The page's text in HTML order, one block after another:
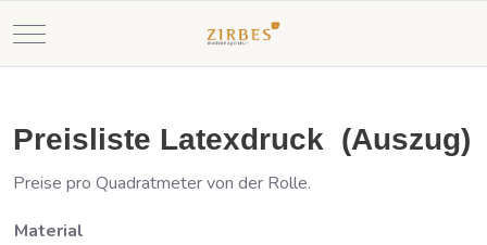
Mobile Menu Toggle
Preisliste Latexdruck (Auszug)
Preise pro Quadratmeter von der Rolle.
Material